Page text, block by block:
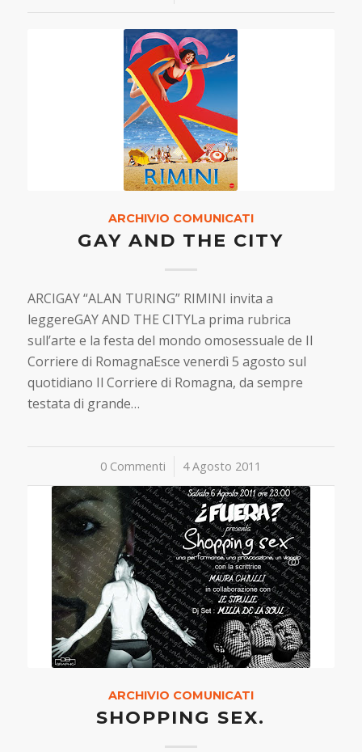
ARCHIVIO COMUNICATI
GAY AND THE CITY
ARCIGAY “ALAN TURING” RIMINI invita a
leggereGAY AND THE CITYLa prima rubrica
sull’arte e la festa del mondo omosessuale de Il
Corriere di RomagnaEsce venerdì 5 agosto sul
quotidiano Il Corriere di Romagna, da sempre
testata di grande…
0 Commenti
/ 4 Agosto 2011
ARCHIVIO COMUNICATI
SHOPPING SEX.